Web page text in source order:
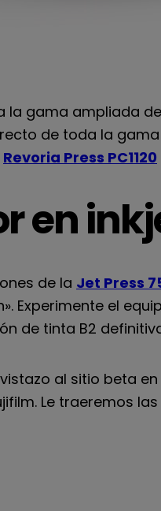
la gama ampliada
de toda la
Revoria Press PC1120
en
de la Jet Press
Experimente el
de tinta B2
al sitio beta
Le traeremos